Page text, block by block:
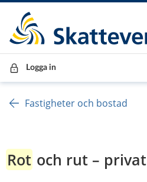
Till innehåll
Till navigationen
Till chattrobot
Logga in
Fastigheter och bostad
Rot och rut – privat